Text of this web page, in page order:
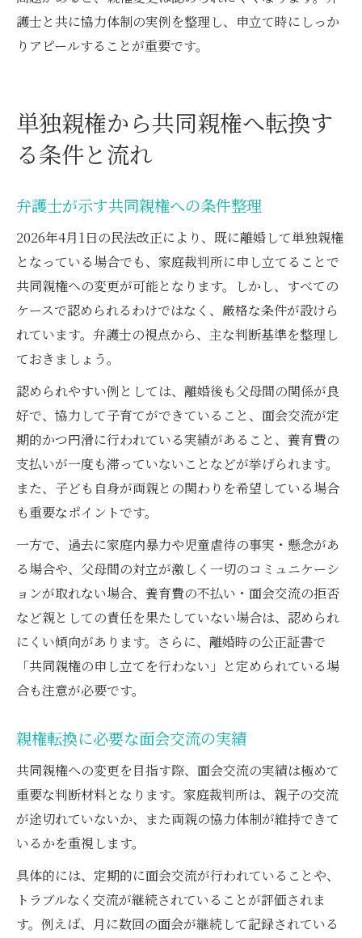
護士と共に協力体制の実例を整理し、申立て時にしっか
りアピールすることが重要です。
単独親権から共同親権へ転換す
る条件と流れ
弁護士が示す共同親権への条件整理
2026年4月1日の民法改正により、既に離婚して単独親権
となっている場合でも、家庭裁判所に申し立てることで
共同親権への変更が可能となります。しかし、すべての
ケースで認められるわけではなく、厳格な条件が設けら
れています。弁護士の視点から、主な判断基準を整理し
ておきましょう。
認められやすい例としては、離婚後も父母間の関係が良
好で、協力して子育てができていること、面会交流が定
期的かつ円滑に行われている実績があること、養育費の
支払いが一度も滞っていないことなどが挙げられます。
また、子ども自身が両親との関わりを希望している場合
も重要なポイントです。
一方で、過去に家庭内暴力や児童虐待の事実・懸念があ
る場合や、父母間の対立が激しく一切のコミュニケーシ
ョンが取れない場合、養育費の不払い・面会交流の拒否
など親としての責任を果たしていない場合は、認められ
にくい傾向があります。さらに、離婚時の公正証書で
「共同親権の申し立てを行わない」と定められている場
合も注意が必要です。
親権転換に必要な面会交流の実績
共同親権への変更を目指す際、面会交流の実績は極めて
重要な判断材料となります。家庭裁判所は、親子の交流
が途切れていないか、また両親の協力体制が維持できて
いるかを重視します。
具体的には、定期的に面会交流が行われていることや、
トラブルなく交流が継続されていることが評価されま
す。例えば、月に数回の面会が継続して記録されている